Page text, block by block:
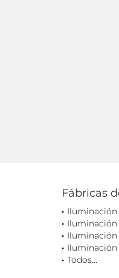
Fábricas
Iluminación
Iluminación
Iluminación
Iluminación
Todos...